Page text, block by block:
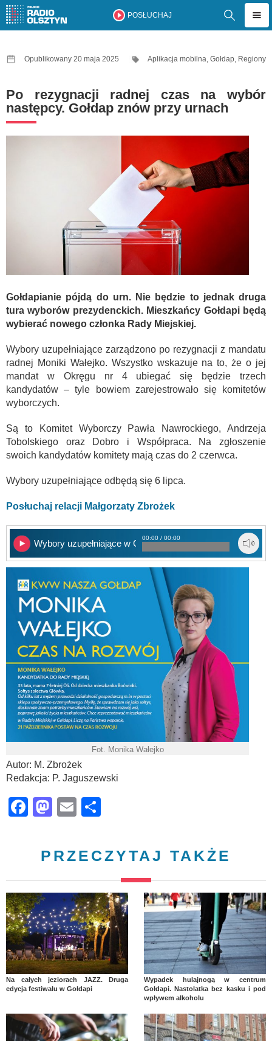
POSŁUCHAJ
Opublikowany 20 maja 2025 Aplikacja mobilna, Gołdap, Regiony
Po rezygnacji radnej czas na wybór
następcy. Gołdap znów przy urnach
Gołdapianie pójdą do urn. Nie będzie to jednak druga
tura wyborów prezydenckich. Mieszkańcy Gołdapi będą
wybierać nowego członka Rady Miejskiej.
Wybory uzupełniające zarządzono po rezygnacji z mandatu
radnej Moniki Wałejko. Wszystko wskazuje na to, że o jej
mandat w Okręgu nr 4 ubiegać się będzie trzech
kandydatów – tyle bowiem zarejestrowało się komitetów
wyborczych.
Są to Komitet Wyborczy Pawła Nawrockiego, Andrzeja
Tobolskiego oraz Dobro i Współpraca. Na zgłoszenie
swoich kandydatów komitety mają czas do 2 czerwca.
Wybory uzupełniające odbędą się 6 lipca.
Posłuchaj relacji Małgorzaty Zbrożek
Wybory uzupełniające w Gołdapi
00:00 / 00:00
Fot. Monika Wałejko
Autor: M. Zbrożek
Redakcja: P. Jaguszewski
Facebook
Mastodon
Email
PRZECZYTAJ TAKŻE
Na całych jeziorach JAZZ. Druga
edycja festiwalu w Gołdapi
Wypadek hulajnogą w centrum
Gołdapi. Nastolatka bez kasku i pod
wpływem alkoholu